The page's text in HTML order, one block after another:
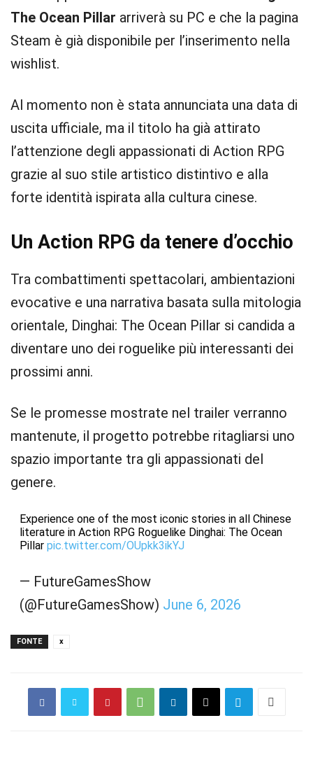
The Ocean Pillar arriverà su PC e che la pagina
Steam è già disponibile per l’inserimento nella
wishlist.
Al momento non è stata annunciata una data di
uscita ufficiale, ma il titolo ha già attirato
l’attenzione degli appassionati di Action RPG
grazie al suo stile artistico distintivo e alla
forte identità ispirata alla cultura cinese.
Un Action RPG da tenere d’occhio
Tra combattimenti spettacolari, ambientazioni
evocative e una narrativa basata sulla mitologia
orientale, Dinghai: The Ocean Pillar si candida a
diventare uno dei roguelike più interessanti dei
prossimi anni.
Se le promesse mostrate nel trailer verranno
mantenute, il progetto potrebbe ritagliarsi uno
spazio importante tra gli appassionati del
genere.
Experience one of the most iconic stories in all Chinese
literature in Action RPG Roguelike Dinghai: The Ocean
Pillar pic.twitter.com/OUpkk3ikYJ
— FutureGamesShow
(@FutureGamesShow) June 6, 2026
FONTE x